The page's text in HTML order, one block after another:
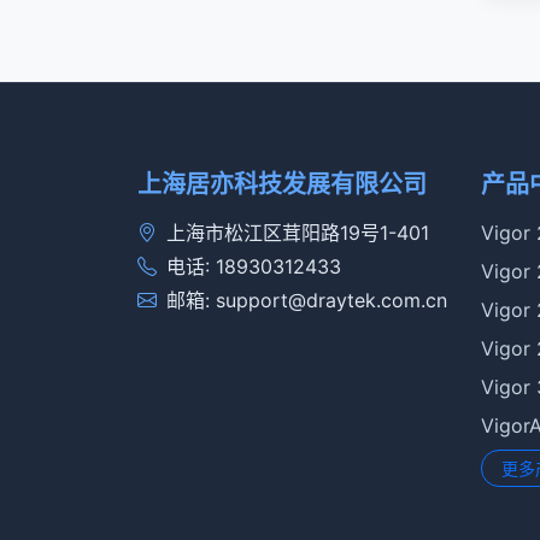
上海居亦科技发展有限公司
上海市松江区茸阳路19号1-401
电话: 18930312433
邮箱: support@draytek.com.cn
产品
Vigor
Vigor
Vigor
Vigor
Vigor
更多